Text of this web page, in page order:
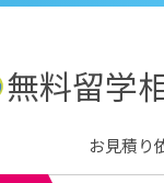
無料留学
お見積り